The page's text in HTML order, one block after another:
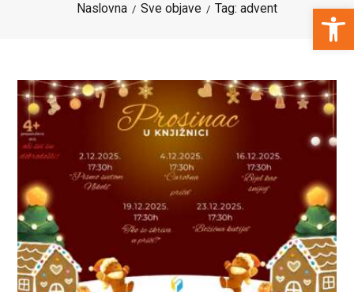
Open toolbar
Naslovna Sve objave Tag: advent
NOVOSTI
ERASMUS+
PROGRAMI I PROJEKTI
KATALOG
O KNJIŽNICI
ZA KORISNIKE
ODJELI
DOKUMENTI